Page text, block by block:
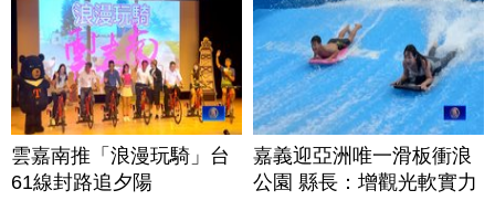
雲嘉南推「浪漫玩騎」台
61線封路追夕陽
嘉義迎亞洲唯一滑板衝浪
公園 縣長：增觀光軟實力